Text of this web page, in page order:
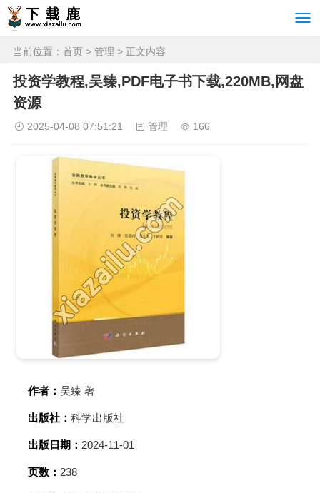
当前位置： 首页 > 管理 > 正文内容
投资学教程,吴臻,PDF电子书下载,220MB,网盘
资源
2025-04-08 07:51:21 管理 166
作者： 吴臻 著
出版社： 科学出版社
出版日期： 2024-11-01
页数： 238